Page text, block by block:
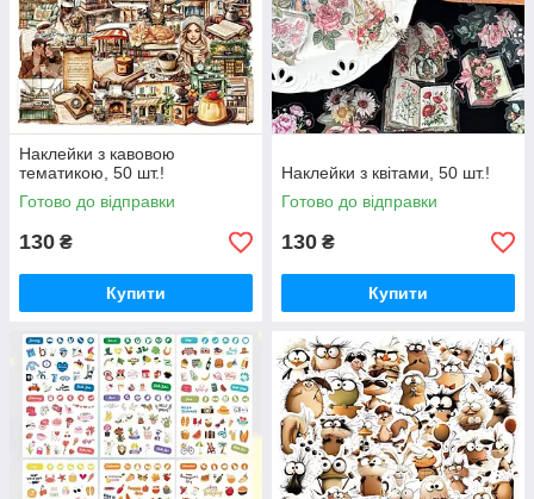
Наклейки з кавовою
тематикою, 50 шт.!
Готово до відправки
130 ₴
Купити
Наклейки з квітами, 50 шт.!
Готово до відправки
130 ₴
Купити